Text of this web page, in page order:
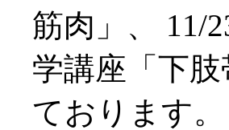
筋肉」、 11/
学講座「下
ております。